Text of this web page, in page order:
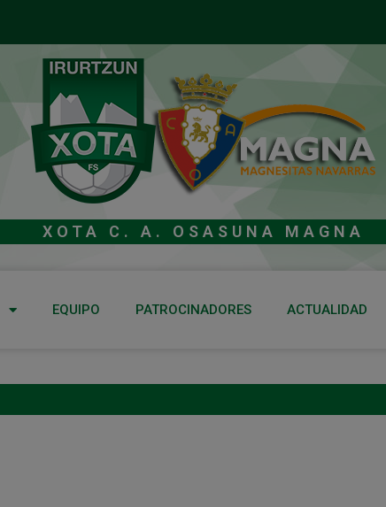
XOTA C. A. OSASUNA MAGNA
EQUIPO PATROCINADORES ACTUALIDAD